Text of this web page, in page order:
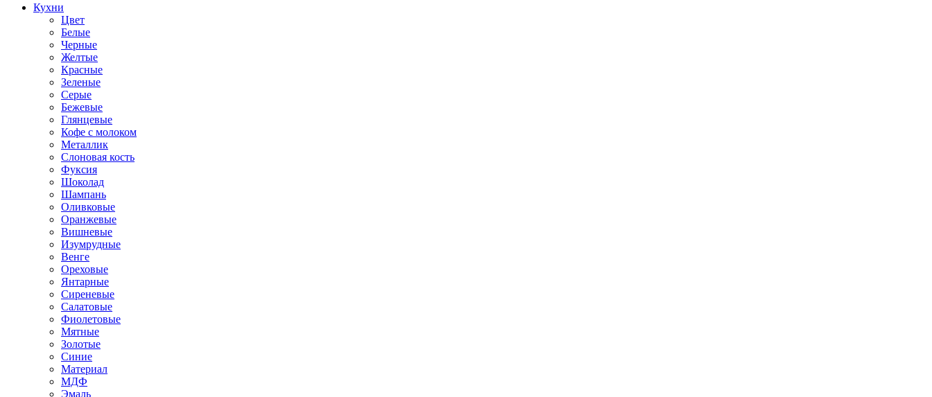
Кухни
Цвет
Белые
Черные
Желтые
Красные
Зеленые
Серые
Бежевые
Глянцевые
Кофе с молоком
Металлик
Слоновая кость
Фуксия
Шоколад
Шампань
Оливковые
Оранжевые
Вишневые
Изумрудные
Венге
Ореховые
Янтарные
Сиреневые
Салатовые
Фиолетовые
Мятные
Золотые
Синие
Материал
МДФ
Эмаль